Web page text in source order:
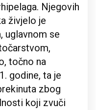
Njegovih
živjelo je
uglavnom se
točno na
godine, ta je
zbog
koji zvuči